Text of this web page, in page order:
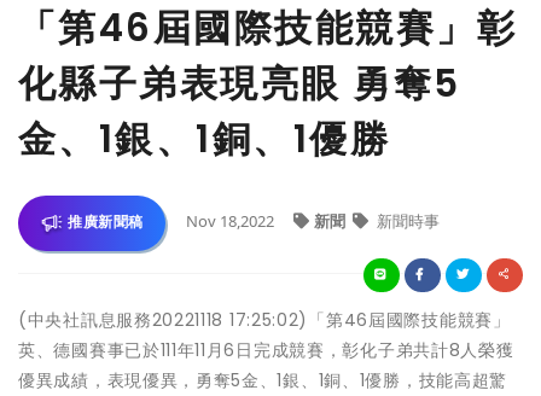
「第46屆國際技能競賽」彰
化縣子弟表現亮眼 勇奪5
金、1銀、1銅、1優勝
推廣新聞稿 Nov 18,2022 新聞 新聞時事
(中央社訊息服務20221118 17:25:02)「第46屆國際技能競賽」
英、德國賽事已於111年11月6日完成競賽，彰化子弟共計8人榮獲
優異成績，表現優異，勇奪5金、1銀、1銅、1優勝，技能高超驚